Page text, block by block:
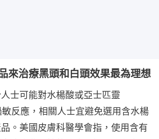
來治療黑頭和白頭效果最為理想
士可能對水楊酸或亞士匹靈
敏反應，相關人士宜避免選用含水楊
。美國皮膚科醫學會指，使用含有